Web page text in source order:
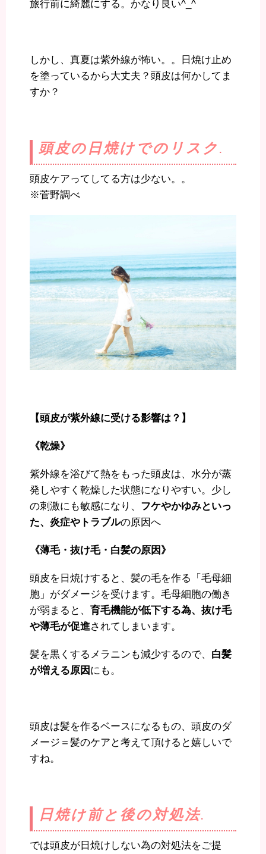
旅行前に綺麗にする。かなり良い^_^
しかし、真夏は紫外線が怖い。。日焼け止め
を塗っているから大丈夫？頭皮は何かしてま
すか？
頭皮の日焼けでのリスク .
頭皮ケアってしてる方は少ない。。
※菅野調べ
【頭皮が紫外線に受ける影響は？】
《乾燥》
紫外線を浴びて熱をもった頭皮は、水分が蒸
発しやすく乾燥した状態になりやすい。少し
の刺激にも敏感になり、 フケやかゆみといっ
た、炎症やトラブルの原因へ
《薄毛・抜け毛・白髪の原因》
頭皮を日焼けすると、髪の毛を作る「毛母細
胞」がダメージを受けます。毛母細胞の働き
が弱まると、 育毛機能が低下する為、抜け毛
や薄毛が促進されてしまいます。
髪を黒くするメラニンも減少するので、 白髪
が増える原因 にも。
頭皮は髪を作るベースになるもの、頭皮のダ
メージ＝髪のケアと考えて頂けると嬉しいで
すね。
日焼け前と後の対処法.
では頭皮が日焼けしない為の対処法をご提